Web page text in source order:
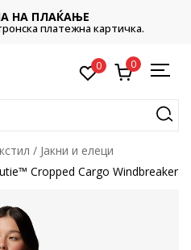
НА ПЛАЌАЊЕ
платежна картичка.
0 0
Јакни и елеци
Cropped Cargo Windbreaker